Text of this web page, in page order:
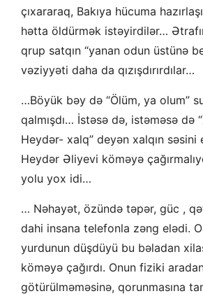
çıxararaq, Bakıya hücuma
hətta öldürmək istəyirdilər…
qrup satqın “yanan odun üstünə
vəziyyəti daha da qızışdırırdılar…
…Böyük bəy də “Ölüm, ya olum”
qalmışdı… İstəsə də, istəməsə də
Heydər- xalq” deyən xalqın səsini
Heydər Əliyevi köməyə
yolu yox idi…
… Nəhayət, özündə təpər, güc ,
dahi insana telefonla zəng elədi.
yurdunun düşdüyü bu bəladan
köməyə çağırdı. Onun fiziki
götürülməməsinə, qorunmasına